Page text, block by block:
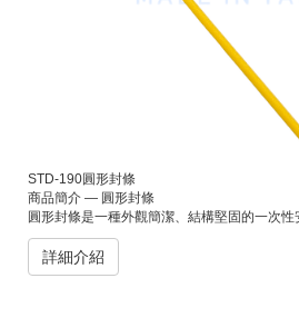
STD-190圓形封條
商品簡介 — 圓形封條
圓形封條是一種外觀簡潔、結構堅固的一次性安全封條，常用於物流包裝、貨櫃、倉儲及運輸環境中。其圓形鎖頭設計能有效固定於指定位置，具備良好的防竄改性與辨
詳細介紹